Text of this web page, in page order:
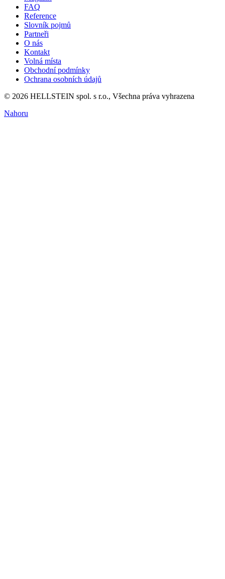
FAQ
Reference
Slovník pojmů
Partneři
O nás
Kontakt
Volná místa
Obchodní podmínky
Ochrana osobních údajů
© 2026 HELLSTEIN spol. s r.o., Všechna práva vyhrazena
Nahoru